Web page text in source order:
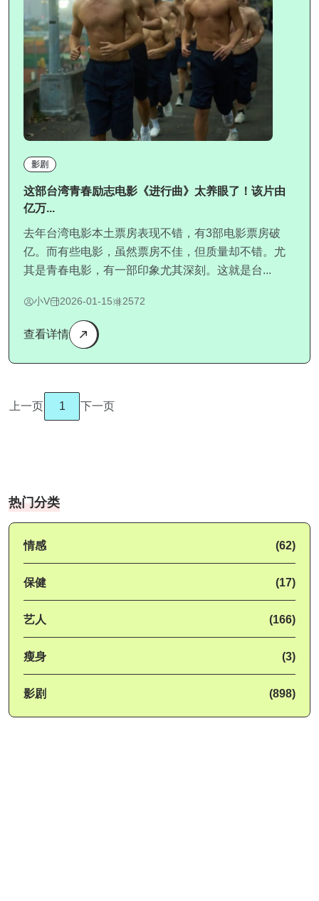
影剧
这部台湾青春励志电影《进行曲》太养眼了！该片由
亿万...
去年台湾电影本土票房表现不错，有3部电影票房破
亿。而有些电影，虽然票房不佳，但质量却不错。尤
其是青春电影，有一部印象尤其深刻。这就是台...
小V 2026-01-15 2572
查看详情
上一页 1 下一页
热门分类
情感 (62)
保健 (17)
艺人 (166)
瘦身 (3)
影剧 (898)